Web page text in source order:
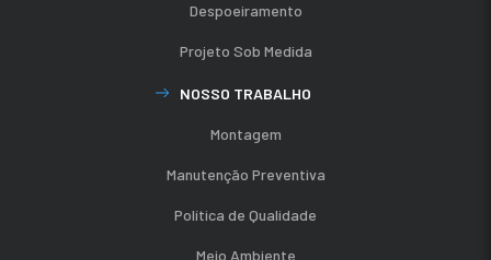
Despoeiramento
Projeto Sob Medida
NOSSO TRABALHO
Montagem
Manutenção Preventiva
Política de Qualidade
Meio Ambiente